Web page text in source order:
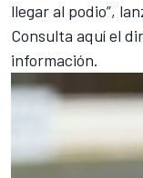
llegar al podio”,
Consulta aquí el
información.